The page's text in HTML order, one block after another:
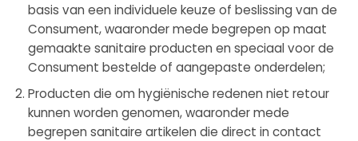
basis van een individuele keuze of beslissing van de
Consument, waaronder mede begrepen op maat
gemaakte sanitaire producten en speciaal voor de
Consument bestelde of aangepaste onderdelen;
Producten die om hygiënische redenen niet retour
kunnen worden genomen, waaronder mede
begrepen sanitaire artikelen die direct in contact